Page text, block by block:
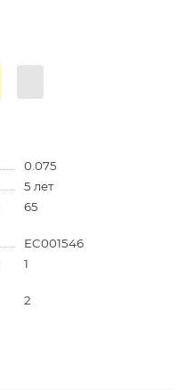
0.075
5 лет
65
EC001546
1
2